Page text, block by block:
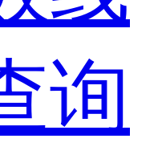
询